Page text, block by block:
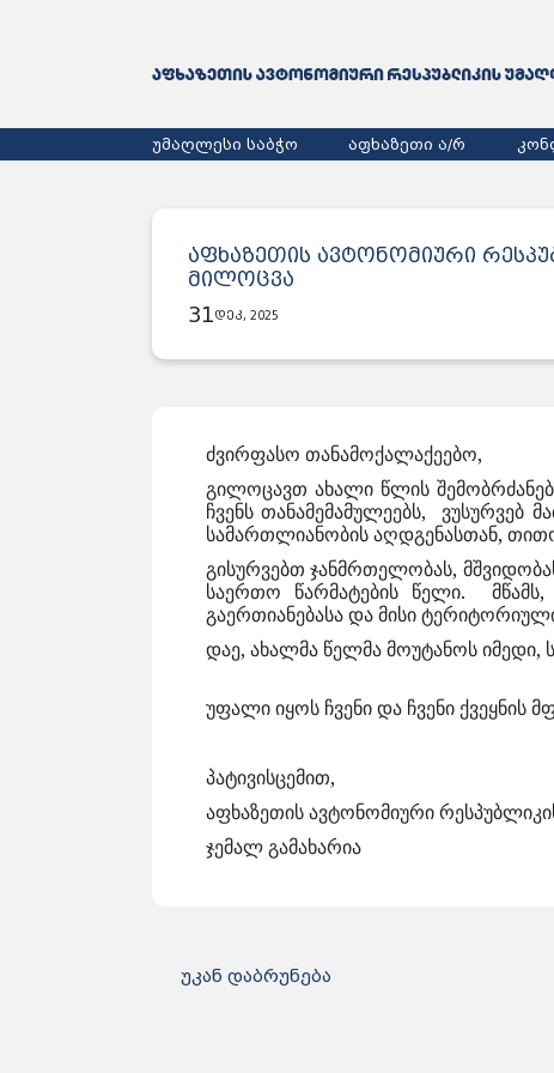
უმაღლესი საბჭო აფხაზეთი ა/რ
აფხაზეთის ავტონომიური
მილოცვა
31დეკ, 2025
ძვირფასო თანამოქალაქეებო,
გილოცავთ ახალი წლის
ჩვენს თანამემამულეებს,
სამართლიანობის აღდგენასთან,
გისურვებთ ჯანმრთელობას,
საერთო წარმატების წელი.
გაერთიანებასა და მისი
დაე, ახალმა წელმა მოუტანოს იმედი,
უფალი იყოს ჩვენი და ჩვენი ქვეყნის
პატივისცემით,
აფხაზეთის ავტონომიური
ჯემალ გამახარია
უკან დაბრუნება